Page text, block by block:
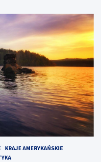
KRAJE AMERYKAŃSKIE